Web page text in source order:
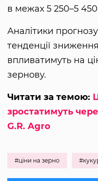
в межах 5 250–5
Аналітики
тенденції
впливатимуть на
зернову.
Читати за темою:
зростатимуть
G.R. Agro
#ціни на зерно